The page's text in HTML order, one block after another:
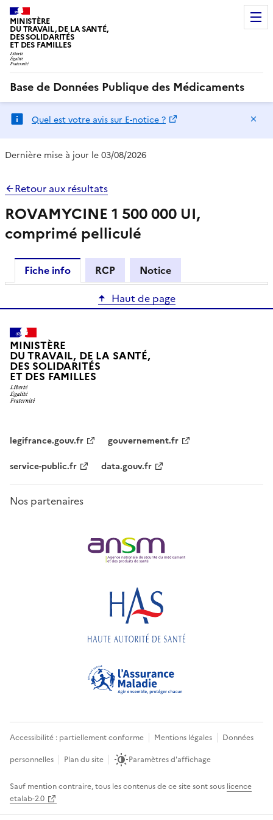
MINISTÈRE
DU TRAVAIL, DE LA SANTÉ,
DES SOLIDARITÉS
ET DES FAMILLES
Base de Données Publique des Médicaments
Quel est votre avis sur E-notice ?
Dernière mise à jour le 03/08/2026
Retour aux résultats
ROVAMYCINE 1 500 000 UI,
comprimé pelliculé
Fiche info RCP
Notice
Haut de page
MINISTÈRE
DU TRAVAIL, DE LA SANTÉ,
DES SOLIDARITÉS
ET DES FAMILLES
legifrance.gouv.fr
gouvernement.fr
service-public.fr
data.gouv.fr
Nos partenaires
Accessibilité : partiellement conforme Mentions légales
Données
personnelles
Plan du site Paramètres d'affichage
Sauf mention contraire, tous les contenus de ce site sont sous licence
etalab-2.0